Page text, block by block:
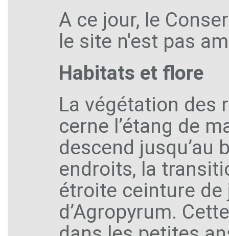
A ce jour, le
le site n'est pas
Habitats et flore
La végétation des
cerne l’étang de
descend jusqu’au
endroits, la
étroite ceinture
d’Agropyrum.